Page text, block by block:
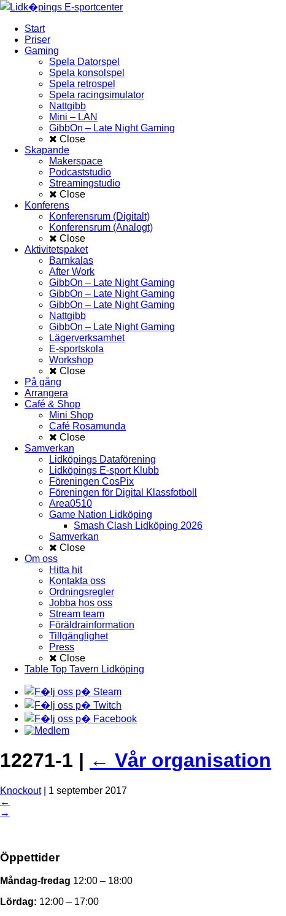
Start
Priser
Gaming
Spela Datorspel
Spela konsolspel
Spela retrospel
Spela racingsimulator
Nattgibb
Mini – LAN
GibbOn – Late Night Gaming
Close
Skapande
Makerspace
Podcaststudio
Streamingstudio
Close
Konferens
Konferensrum (Digitalt)
Konferensrum (Analogt)
Close
Aktivitetspaket
Barnkalas
After Work
GibbOn – Late Night Gaming
GibbOn – Late Night Gaming
GibbOn – Late Night Gaming
Nattgibb
GibbOn – Late Night Gaming
Lägerverksamhet
E-sportskola
Workshop
Close
På gång
Arrangera
Café & Shop
Mini Shop
Café Rosamunda
Close
Samverkan
Lidköpings Dataförening
Lidköpings E-sport Klubb
Föreningen CosPix
Föreningen för Digital Klassfotboll
Area0510
Game Nation Lidköping
Smash Clash Lidköping 2026
Samverkan
Close
Om oss
Hitta hit
Kontakta oss
Ordningsregler
Jobba hos oss
Stream team
Föräldrainformation
Tillgänglighet
Press
Close
Table Top Tavern Lidköping
12271-1 | ← Vår organisation
Knockout
1 september 2017
←
→
Öppettider
Måndag-fredag 12:00 – 18:00
Lördag: 12:00 – 17:00